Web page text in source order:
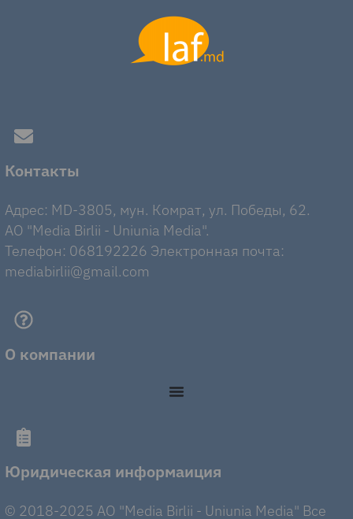
Контакты
Адрес: MD-3805, мун. Комрат, ул. Победы, 62.
AO "Media Birlii - Uniunia Media".
Телефон: 068192226 Электронная почта:
mediabirlii@gmail.com
О компании
Юридическая информаиция
© 2018-2025 AO "Media Birlii - Uniunia Media" Все